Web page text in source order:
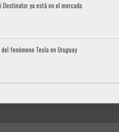
Destinator ya está en el mercado
fenómeno Tesla en Uruguay